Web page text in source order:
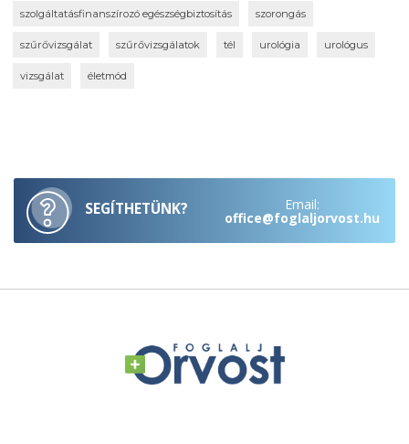
szolgáltatásfinanszírozó egészségbiztosítás szorongás
szűrővizsgálat szűrővizsgálatok tél urológia urológus
vizsgálat életmód
SEGÍTHETÜNK? Email:
office@foglaljorvost.hu